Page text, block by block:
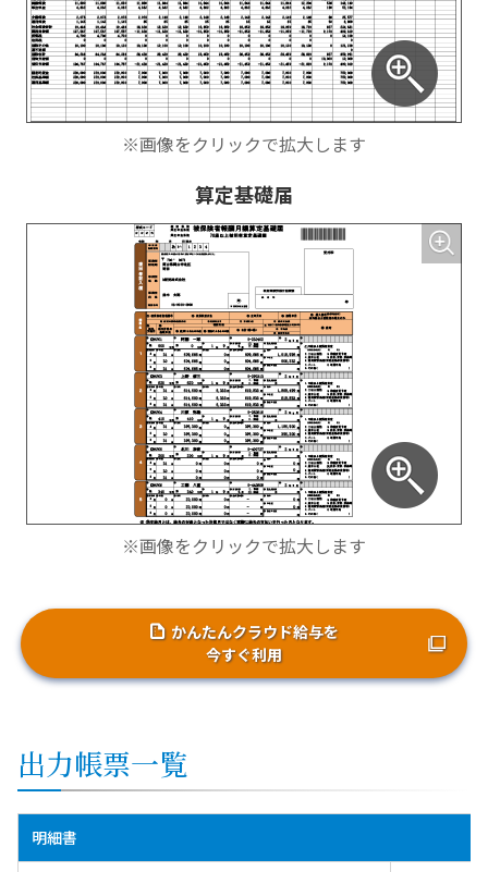
※画像をクリックで拡大します
算定基礎届
※画像をクリックで拡大します
かんたんクラウド給与を
今すぐ利用
出力帳票一覧
明細書